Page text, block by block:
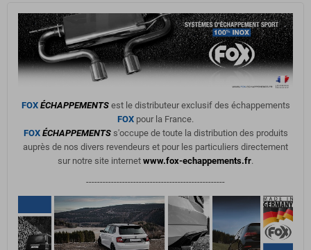
FOX ÉCHAPPEMENTSest le distributeur exclusif des échappements
FOX pour la France.
FOX ÉCHAPPEMENTSs'occupe de toute la distribution des produits
auprès de nos divers revendeurs et pour les particuliers directement
sur notre site internet www.fox-echappements.fr.
--------------------------------------------------